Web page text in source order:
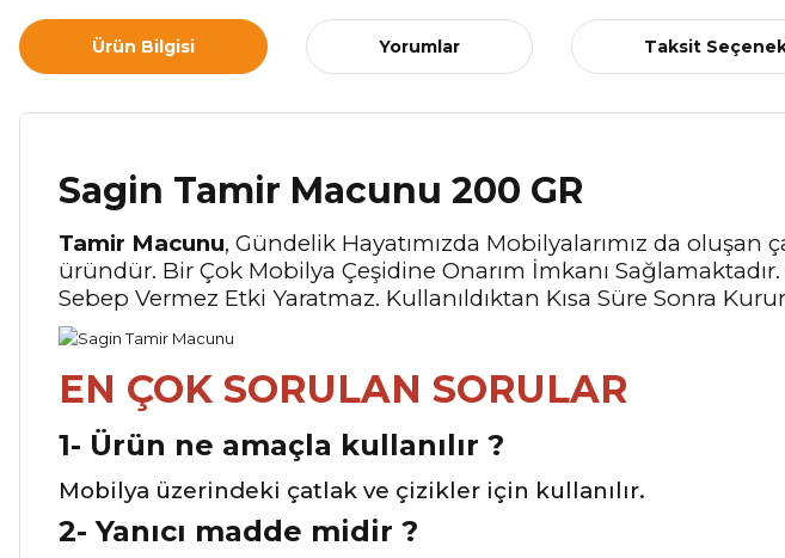
Ürün Bilgisi Yorumlar Taksit
Sagin Tamir Macunu 200 GR
Tamir Macunu, Gündelik Hayatımızda Mobilyalarımız da
üründür. Bir Çok Mobilya Çeşidine Onarım İmkanı
Sebep Vermez Etki Yaratmaz. Kullanıldıktan Kısa Süre Sonra
EN ÇOK SORULAN SORULAR
1- Ürün ne amaçla kullanılır ?
Mobilya üzerindeki çatlak ve çizikler için kullanılır.
2- Yanıcı madde midir ?